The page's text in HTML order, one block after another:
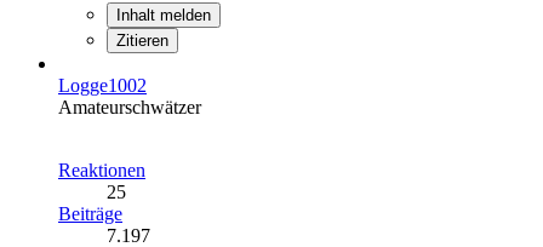
Inhalt melden
Zitieren
Logge1002
Amateurschwätzer
Reaktionen
25
Beiträge
7.197